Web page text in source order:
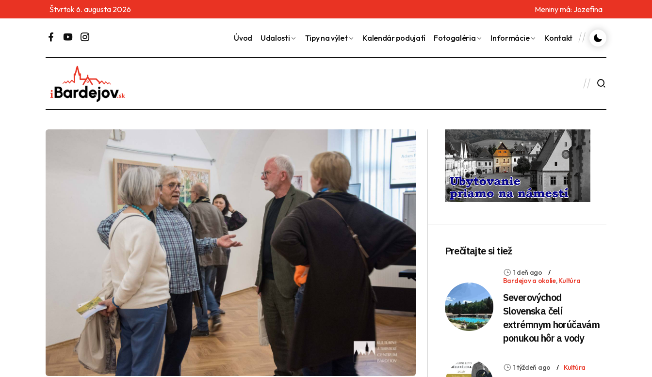
Štvrtok 6. augusta 2026 Meniny má: Jozefína
Úvod Udalosti Tipy na výlet Kalendár podujatí Fotogaléria Informácie Kontakt
Prečítajte si tiež
1 deň ago
Bardejov a okolie,Kultúra
Severovýchod
Slovenska čelí
extrémnym horúčavám
ponukou hôr a vody
1 týždeň ago Kultúra